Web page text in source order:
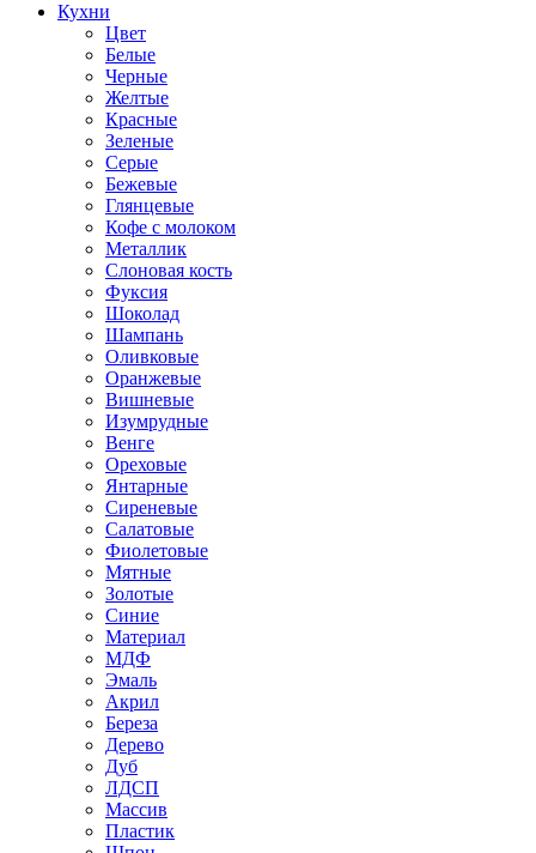
Кухни
Цвет
Белые
Черные
Желтые
Красные
Зеленые
Серые
Бежевые
Глянцевые
Кофе с молоком
Металлик
Слоновая кость
Фуксия
Шоколад
Шампань
Оливковые
Оранжевые
Вишневые
Изумрудные
Венге
Ореховые
Янтарные
Сиреневые
Салатовые
Фиолетовые
Мятные
Золотые
Синие
Материал
МДФ
Эмаль
Акрил
Береза
Дерево
Дуб
ЛДСП
Массив
Пластик